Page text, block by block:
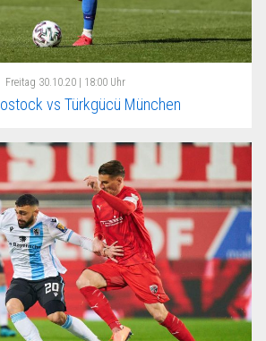
Freitag 30.10.20 | 18:00 Uhr
vs Türkgücü München